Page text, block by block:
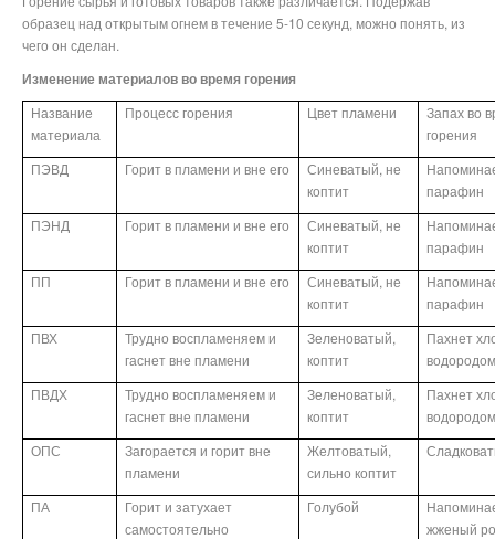
образец над открытым огнем в течение 5-10 секунд, можно понять, из
чего он сделан.
Изменение материалов во время горения
Название
материала
Процесс горения Цвет пламени
Запах во
горения
ПЭВД
Горит в пламени и вне его
Синеватый, не
коптит
парафин
ПЭНД
Горит в пламени и вне его
Синеватый, не
коптит
парафин
ПП
Горит в пламени и вне его
Синеватый, не
коптит
парафин
ПВХ
Трудно воспламеняем и
гаснет вне пламени
Зеленоватый,
коптит
Пахнет
ПВДХ
Трудно воспламеняем и
гаснет вне пламени
Зеленоватый,
коптит
Пахнет
ОПС
Загорается и горит вне
пламени
Желтоватый,
сильно коптит
ПА
Горит и затухает
самостоятельно
Голубой
жженый